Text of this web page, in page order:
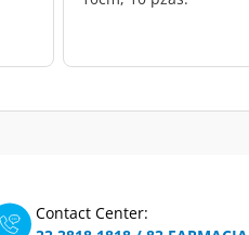
Contact Center: